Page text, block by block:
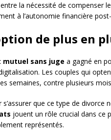
la nécessité de compenser
à l’autonomie financière
de plus en
mutuel sans juge a gagné en
Les couples qui
semaines, contre plusieurs
que ce type de divorce
jouent un rôle crucial dans ce
représentés.